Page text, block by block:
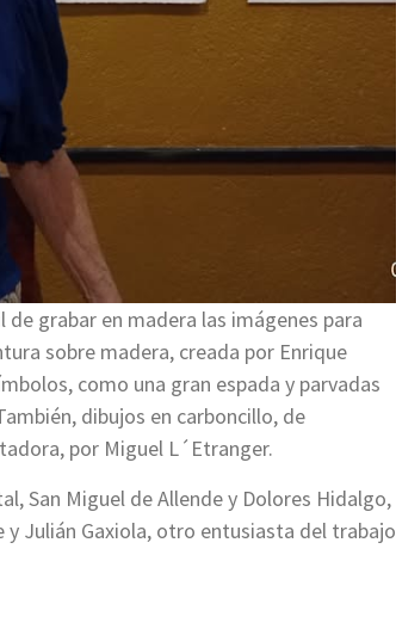
grabar en madera las imágenes para
sobre madera, creada por Enrique
como una gran espada y parvadas
dibujos en carboncillo, de
por Miguel L´Etranger.
San Miguel de Allende y Dolores Hidalgo,
y Julián Gaxiola, otro entusiasta del trabajo